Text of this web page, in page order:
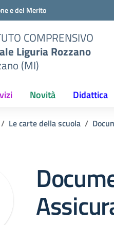
e del Merito
COMPRENSIVO
Liguria Rozzano
(MI)
Novità Didattica
Le carte della scuola